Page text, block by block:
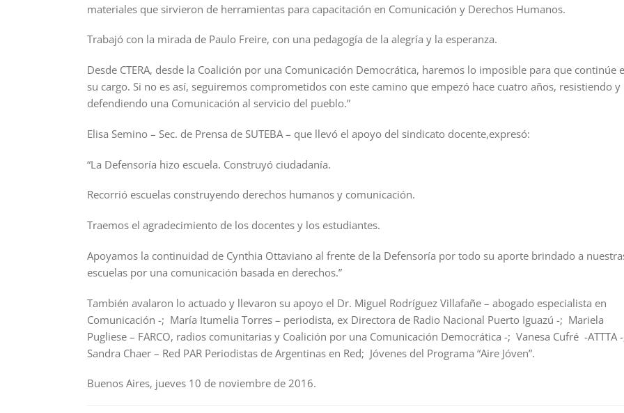
materiales que sirvieron de herramientas para capacitación en Comunicación y Derechos Humanos.
Trabajó con la mirada de Paulo Freire, con una pedagogía de la alegría y la esperanza.
Desde CTERA, desde la Coalición por una Comunicación Democrática, haremos lo imposible para que continúe
su cargo. Si no es así, seguiremos comprometidos con este camino que empezó hace cuatro años, resistiendo y
defendiendo una Comunicación al servicio del pueblo.”
Elisa Semino – Sec. de Prensa de SUTEBA – que llevó el apoyo del sindicato docente,expresó:
“La Defensoría hizo escuela. Construyó ciudadanía.
Recorrió escuelas construyendo derechos humanos y comunicación.
Traemos el agradecimiento de los docentes y los estudiantes.
Apoyamos la continuidad de Cynthia Ottaviano al frente de la Defensoría por todo su aporte brindado a
escuelas por una comunicación basada en derechos.”
También avalaron lo actuado y llevaron su apoyo el Dr. Miguel Rodríguez Villafañe – abogado especialista en
Comunicación -; María Itumelia Torres – periodista, ex Directora de Radio Nacional Puerto Iguazú -; Mariela
Pugliese – FARCO, radios comunitarias y Coalición por una Comunicación Democrática -; Vanesa Cufré -ATTTA
Sandra Chaer – Red PAR Periodistas de Argentinas en Red; Jóvenes del Programa “Aire Jóven”.
Buenos Aires, jueves 10 de noviembre de 2016.